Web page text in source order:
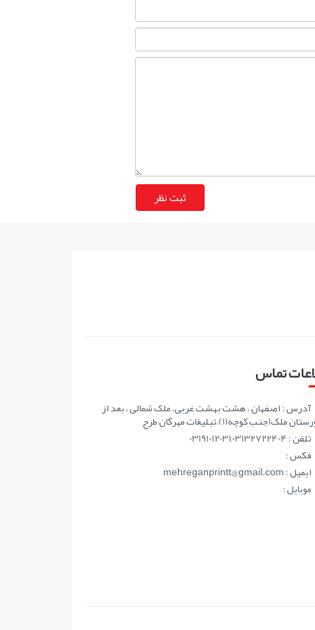
تماس
آدرس : اصفهان ، هشت بهشت غربی، ملک شمالی ، بعد از
ملک(جنب کوچه11)،تبلیغات مهرگان طرح
تلفن : 03191012031,03132722404
فکس :
ايميل : mehreganprintt@gmail.com
موبايل :